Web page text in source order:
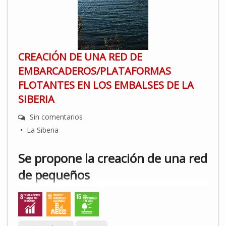
CREACIÓN DE UNA RED DE
EMBARCADEROS/PLATAFORMAS
FLOTANTES EN LOS EMBALSES DE LA
SIBERIA
Sin comentarios
• La Siberia
Se propone la creación de una red
de pequeños
embarcaderos/plataformas
flotantes en puntos de interés de